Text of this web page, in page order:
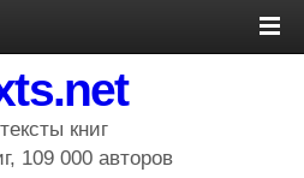
книг
109 000 авторов